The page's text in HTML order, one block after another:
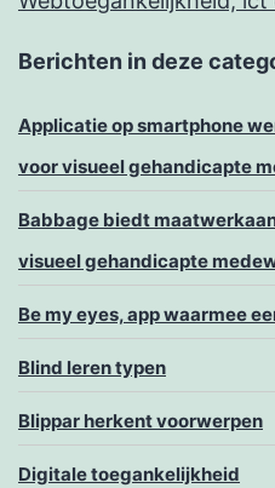
Berichten in deze
Applicatie op smartphone
voor visueel gehandicapte
Babbage biedt
visueel gehandicapte
Be my eyes, app waarmee
Blind leren typen
Blippar herkent voorwerpen
Digitale toegankelijkheid